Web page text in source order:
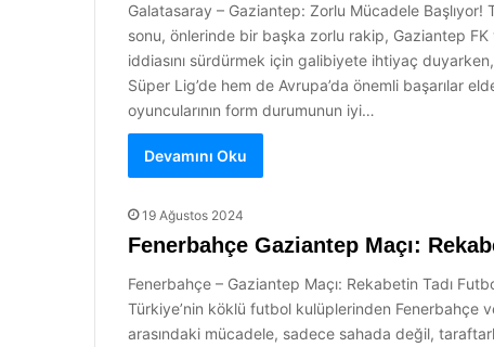
Galatasaray – Gaziantep: Zorlu Mücadele
sonu, önlerinde bir başka zorlu rakip, Gaziantep
iddiasını sürdürmek için galibiyete ihtiyaç
Süper Lig’de hem de Avrupa’da önemli başarılar
oyuncularının form durumunun iyi…
Devamını Oku
19 Ağustos 2024
Fenerbahçe Gaziantep Maçı:
Fenerbahçe – Gaziantep Maçı: Rekabetin Tadı
Türkiye’nin köklü futbol kulüplerinden Fenerbahçe
arasındaki mücadele, sadece sahada değil,